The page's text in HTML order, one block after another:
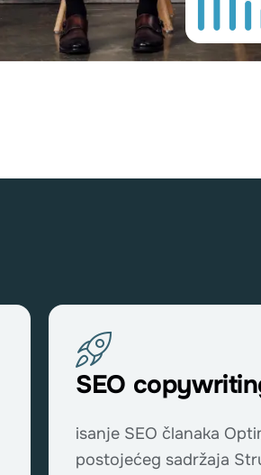
SEO
isanje SEO članaka
postojećeg sadržaja